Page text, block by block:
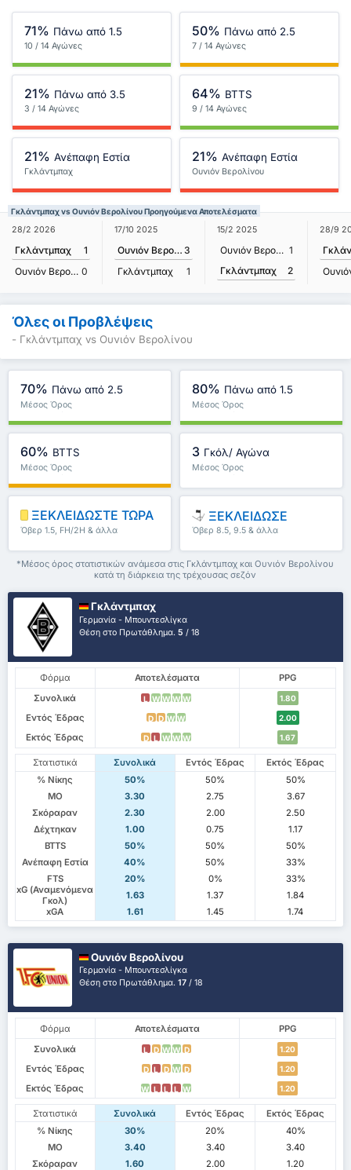
71% Πάνω από 1.5
10 / 14 Αγώνες
50% Πάνω από 2.5
7 / 14 Αγώνες
21% Πάνω από 3.5
3 / 14 Αγώνες
64% BTTS
9 / 14 Αγώνες
21% Ανέπαφη Εστία
Γκλάντμπαχ
21% Ανέπαφη Εστία
Ουνιόν Βερολίνου
Γκλάντμπαχ vs Ουνιόν Βερολίνου Προηγούμενα Αποτελέσματα
28/2 2026
Γκλάντμπαχ
1
Ουνιόν Βερολίνου 0
17/10 2025
Ουνιόν Βερολίνου 3
Γκλάντμπαχ
1
15/2 2025
Ουνιόν Βερολίνου 1
Γκλάντμπαχ
2
28/9
Όλες οι Προβλέψεις
- Γκλάντμπαχ vs Ουνιόν Βερολίνου
70% Πάνω από 2.5
Μέσος Όρος
80% Πάνω από 1.5
Μέσος Όρος
60% BTTS
Μέσος Όρος
3 Γκόλ/ Αγώνα
Μέσος Όρος
ΞΕΚΛΕΙΔΩΣΤΕ ΤΩΡΑ
Όβερ 1.5, FH/2H & άλλα
ΞΕΚΛΕΙΔΩΣΕ
Όβερ 8.5, 9.5 & άλλα
*Μέσος όρος στατιστικών ανάμεσα στις Γκλάντμπαχ και Ουνιόν Βερολίνου
κατά τη διάρκεια της τρέχουσας σεζόν
Γκλάντμπαχ
Γερμανία - Μπουντεσλίγκα
Θέση στο Πρωτάθλημα.5 / 18
Φόρμα Αποτελέσματα
PPG
Συνολικά
L W W W W 1.80
Εντός Έδρας D D W W 2.00
Εκτός Έδρας D L W W W 1.67
Στατιστικά Συνολικά Εντός Έδρας
Εκτός Έδρας
% Νίκης
50% 50%
50%
ΜΟ
3.30 2.75
3.67
Σκόραραν
2.30 2.00
2.50
Δέχτηκαν
1.00 0.75
1.17
BTTS
50% 50%
50%
Ανέπαφη Εστία
40% 50%
33%
FTS
20% 0%
33%
xG (Αναμενόμενα
Γκολ)
1.63 1.37
1.84
xGA
1.61 1.45 1.74
Ουνιόν Βερολίνου
Γερμανία - Μπουντεσλίγκα
Θέση στο Πρωτάθλημα.17 / 18
Φόρμα Αποτελέσματα
PPG
Συνολικά
L D W W D 1.20
Εντός Έδρας D L D W D 1.20
Εκτός Έδρας W L L L W 1.20
Στατιστικά Συνολικά Εντός Έδρας
Εκτός Έδρας
% Νίκης
30% 20%
40%
ΜΟ
3.40 3.40
3.40
Σκόραραν
1.60 2.00
1.20